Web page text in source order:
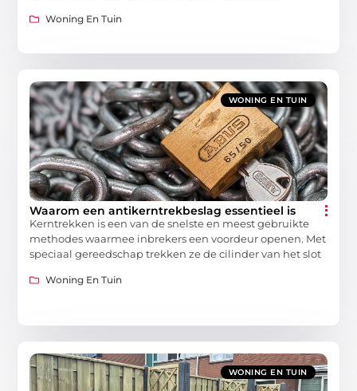
Woning En Tuin
WONING EN TUIN
Waarom een antikerntrekbeslag essentieel is
Kerntrekken is een van de snelste en meest gebruikte
methodes waarmee inbrekers een voordeur openen. Met
speciaal gereedschap trekken ze de cilinder van het slot
Woning En Tuin
WONING EN TUIN